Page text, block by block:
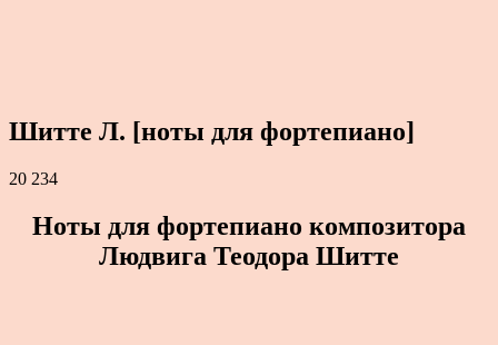
Шитте Л. [ноты для фортепиано]
20 234
Ноты для фортепиано композитора
Людвига Теодора Шитте